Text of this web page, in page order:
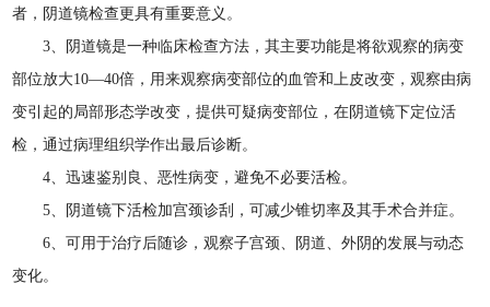
者，阴道镜检查更具有重要意义。
3、阴道镜是一种临床检查方法，其主要功能是将欲观察的病变
部位放大10—40倍，用来观察病变部位的血管和上皮改变，观察由病
变引起的局部形态学改变，提供可疑病变部位，在阴道镜下定位活
检，通过病理组织学作出最后诊断。
4、迅速鉴别良、恶性病变，避免不必要活检。
5、阴道镜下活检加宫颈诊刮，可减少锥切率及其手术合并症。
6、可用于治疗后随诊，观察子宫颈、阴道、外阴的发展与动态
变化。